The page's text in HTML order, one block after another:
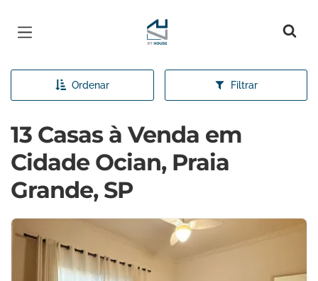
Página inicial
Ordenar Filtrar
13 Casas à Venda em
Cidade Ocian, Praia
Grande, SP